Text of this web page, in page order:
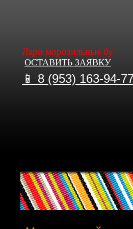
Лари морозильные бу
ОСТАВИТЬ ЗАЯВКУ
📱 8 (953) 163-94-